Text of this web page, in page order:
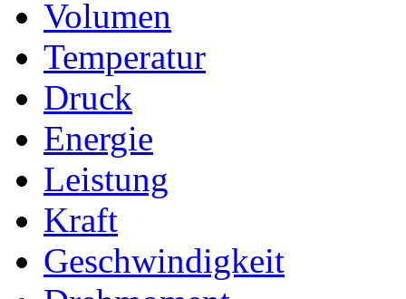
Volumen
Temperatur
Druck
Energie
Leistung
Kraft
Geschwindigkeit